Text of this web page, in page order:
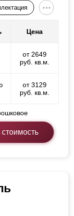
Цена
от 2649
руб. кв.м.
от 3129
руб. кв.м.
стоимость